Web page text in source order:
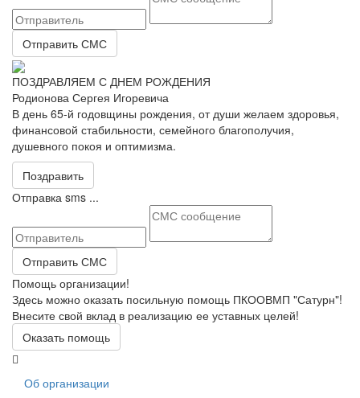
Отправить СМС
ПОЗДРАВЛЯЕМ С ДНЕМ РОЖДЕНИЯ
Родионова Сергея Игоревича
В день 65-й годовщины рождения, от души желаем здоровья,
финансовой стабильности, семейного благополучия,
душевного покоя и оптимизма.
Поздравить
Отправка sms ...
Отправить СМС
Помощь организации!
Здесь можно оказать посильную помощь ПКООВМП "Сатурн"!
Внесите свой вклад в реализацию ее уставных целей!
Оказать помощь
Об организации